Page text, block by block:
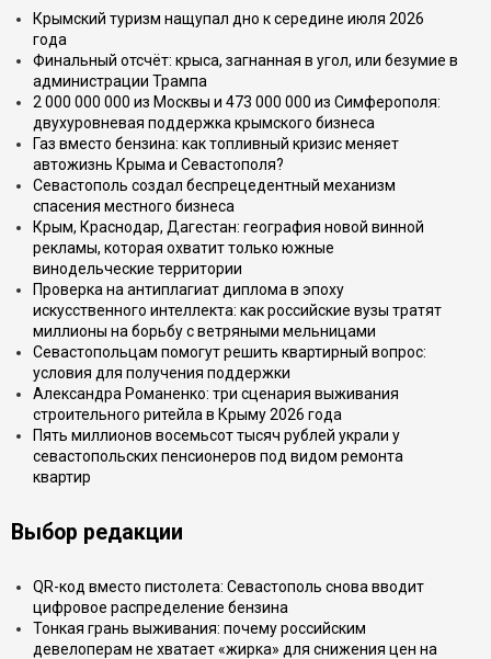
Крымский туризм нащупал дно к середине июля 2026
года
Финальный отсчёт: крыса, загнанная в угол, или безумие в
администрации Трампа
2 000 000 000 из Москвы и 473 000 000 из Симферополя:
двухуровневая поддержка крымского бизнеса
Газ вместо бензина: как топливный кризис меняет
автожизнь Крыма и Севастополя?
Севастополь создал беспрецедентный механизм
спасения местного бизнеса
Крым, Краснодар, Дагестан: география новой винной
рекламы, которая охватит только южные
винодельческие территории
Проверка на антиплагиат диплома в эпоху
искусственного интеллекта: как российские вузы тратят
миллионы на борьбу с ветряными мельницами
Севастопольцам помогут решить квартирный вопрос:
условия для получения поддержки
Александра Романенко: три сценария выживания
строительного ритейла в Крыму 2026 года
Пять миллионов восемьсот тысяч рублей украли у
севастопольских пенсионеров под видом ремонта
квартир
Выбор редакции
QR-код вместо пистолета: Севастополь снова вводит
цифровое распределение бензина
Тонкая грань выживания: почему российским
девелоперам не хватает «жирка» для снижения цен на